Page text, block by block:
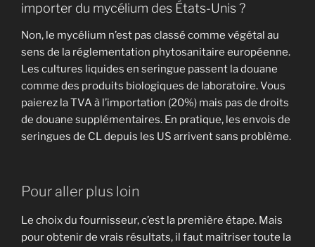
importer du mycélium des États-Unis ?
Non, le mycélium n’est pas classé comme végétal au
sens de la réglementation phytosanitaire européenne.
Les cultures liquides en seringue passent la douane
comme des produits biologiques de laboratoire. Vous
paierez la TVA à l’importation (20%) mais pas de droits
de douane supplémentaires. En pratique, les envois de
seringues de CL depuis les US arrivent sans problème.
Pour aller plus loin
Le choix du fournisseur, c’est la première étape. Mais
pour obtenir de vrais résultats, il faut maîtriser toute la